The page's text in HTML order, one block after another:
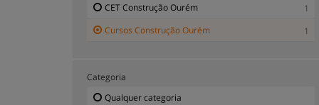
CET Construção Ourém
1
Cursos Construção Ourém
1
Categoria
Qualquer categoria